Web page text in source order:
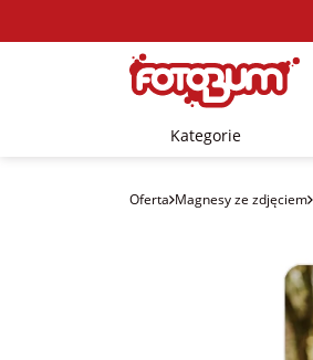
Kategorie
Oferta Magnesy ze zdjęciem